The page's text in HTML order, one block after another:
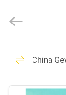
HAUS
huaeason.com.
Reserved.
by
China